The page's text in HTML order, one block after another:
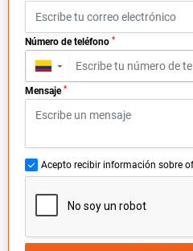
Número de teléfono *
▼
Mensaje *
Acepto recibir información sobre